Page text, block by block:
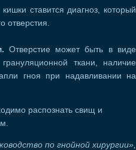
ставится диагноз, который
отверстия.
Отверстие может быть в виде
ткани, наличие
гноя при надавливании на
распознать свищ и
по гнойной хирургии»,